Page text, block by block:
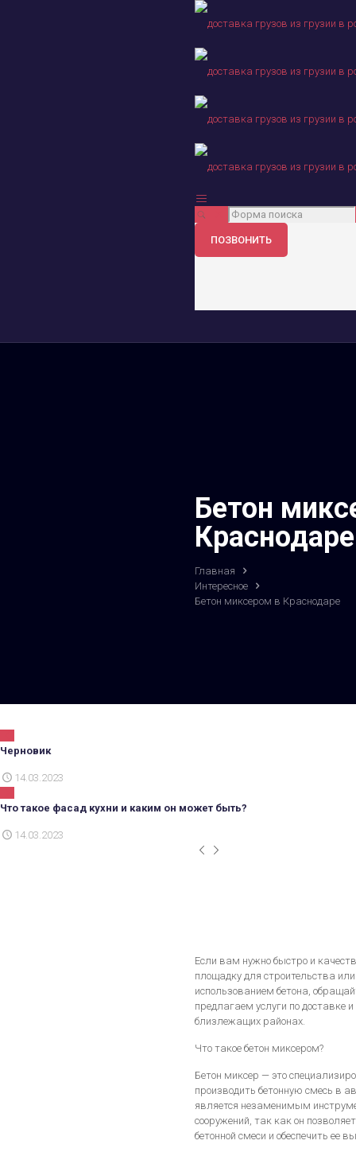
ПОЗВОНИТЬ
Бетон
Краснодаре
Главная
Интересное
Бетон миксером в Краснодаре
Черновик
14.03.2023
Что такое фасад кухни и каким он может быть?
14.03.2023
Если вам нужно быстро и
площадку для строительства
использованием бетона,
предлагаем услуги по доставке
близлежащих районах.
Что такое бетон миксером?
Бетон миксер — это
производить бетонную смесь в
является незаменимым
сооружений, так как он
бетонной смеси и обеспечить ее